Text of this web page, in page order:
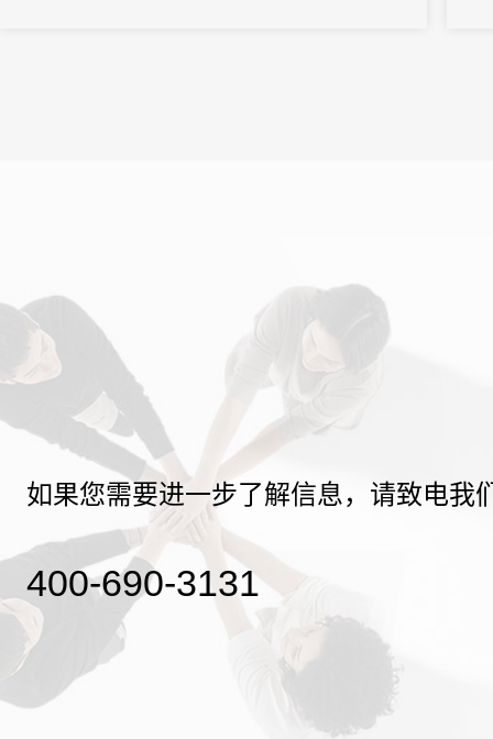
如果您需要进一步了解信息，请致电我
400-690-3131